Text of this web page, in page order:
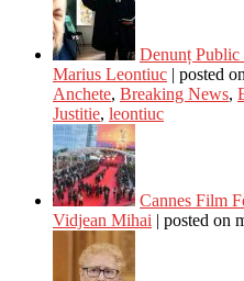
Denunț Public
Marius Leontiuc | posted
Anchete, Breaking News,
Justitie, leontiuc
Cannes Film
Vidjean Mihai | posted on